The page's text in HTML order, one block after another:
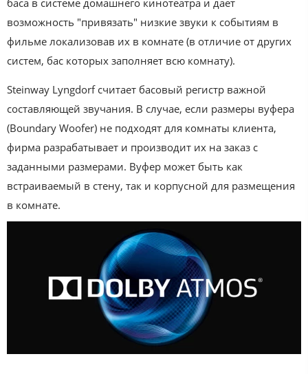
баса в системе домашнего кинотеатра и дает
возможность "привязать" низкие звуки к событиям в
фильме локализовав их в комнате (в отличие от других
систем, бас которых заполняет всю комнату).
Steinway Lyngdorf считает басовый регистр важной
составляющей звучания. В случае, если размеры вуфера
(Boundary Woofer) не подходят для комнаты клиента,
фирма разрабатывает и производит их на заказ с
заданными размерами. Вуфер может быть как
встраиваемый в стену, так и корпусной для размещения
в комнате.